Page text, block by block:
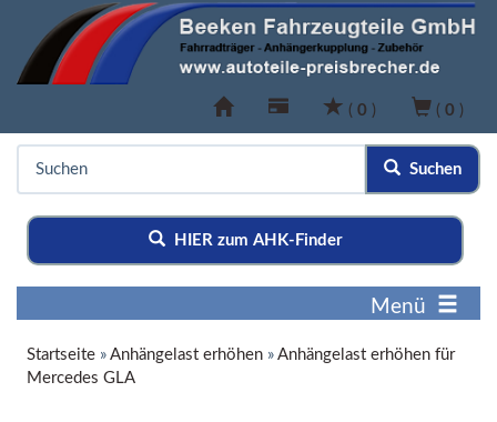
( 0 ) ( 0 )
Suchen
HIER zum AHK-Finder
Menü
Startseite » Anhängelast erhöhen » Anhängelast erhöhen für
Mercedes GLA